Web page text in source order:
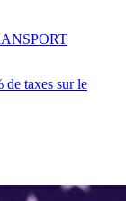
de taxes sur le